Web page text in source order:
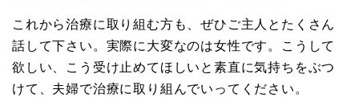
これから治療に取り組む方も、ぜひご主人とたくさん
話して下さい。実際に大変なのは女性です。こうして
欲しい、こう受け止めてほしいと素直に気持ちをぶつ
けて、夫婦で治療に取り組んでいってください。